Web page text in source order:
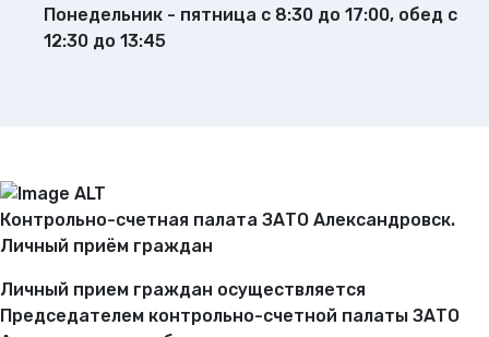
Понедельник - пятница с 8:30 до 17:00, обед с
12:30 до 13:45
Контрольно-счетная палата ЗАТО Александровск.
Личный приём граждан
Личный прием граждан осуществляется
Председателем контрольно-счетной палаты ЗАТО